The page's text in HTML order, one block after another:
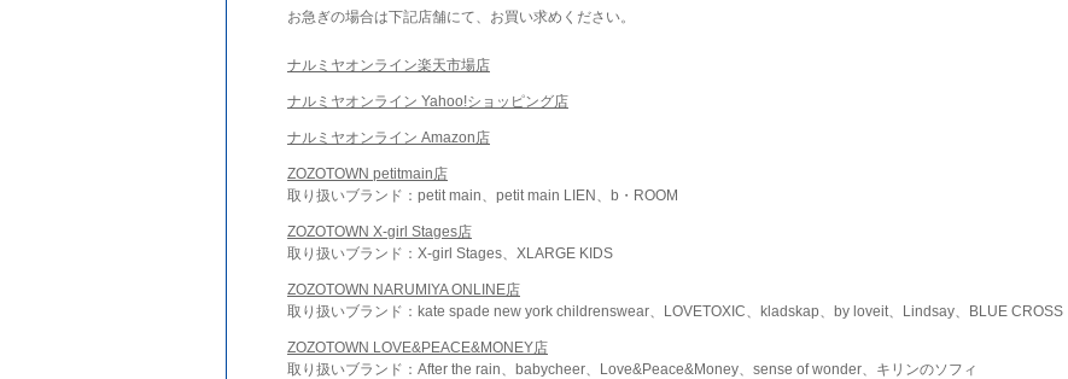
お急ぎの場合は下記店舗にて、お買い求めください。
ナルミヤオンライン楽天市場店
ナルミヤオンライン Yahoo!ショッピング店
ナルミヤオンライン Amazon店
ZOZOTOWN petitmain店
取り扱いブランド：petit main、petit main LIEN、b・ROOM
ZOZOTOWN X-girl Stages店
取り扱いブランド：X-girl Stages、XLARGE KIDS
ZOZOTOWN NARUMIYA ONLINE店
取り扱いブランド：kate spade new york childrenswear、LOVETOXIC、kladskap、by loveit、Lindsay、BLUE CROSS
ZOZOTOWN LOVE&PEACE&MONEY店
取り扱いブランド：After the rain、babycheer、Love&Peace&Money、sense of wonder、キリンのソフィ